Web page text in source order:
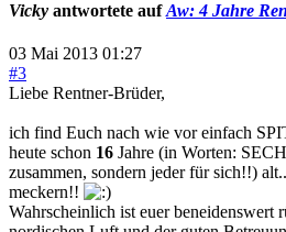
Vicky antwortete aufAw: 4 Jahre
03 Mai 2013 01:27
#3
Liebe Rentner-Brüder,
ich find Euch nach wie vor einfach
heute schon 16 Jahre (in Worten:
zusammen, sondern jeder für sich!!)
meckern!!
Wahrscheinlich ist euer beneidenswert